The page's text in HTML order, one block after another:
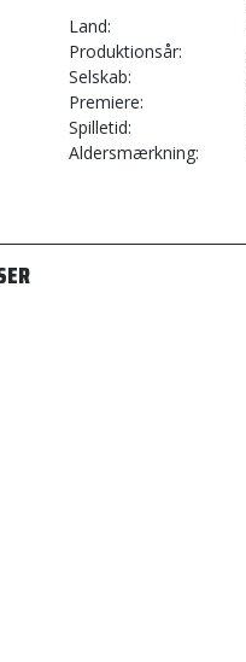
Land
Produktionsår
Selskab
Premiere
Spilletid
Aldersmærkning